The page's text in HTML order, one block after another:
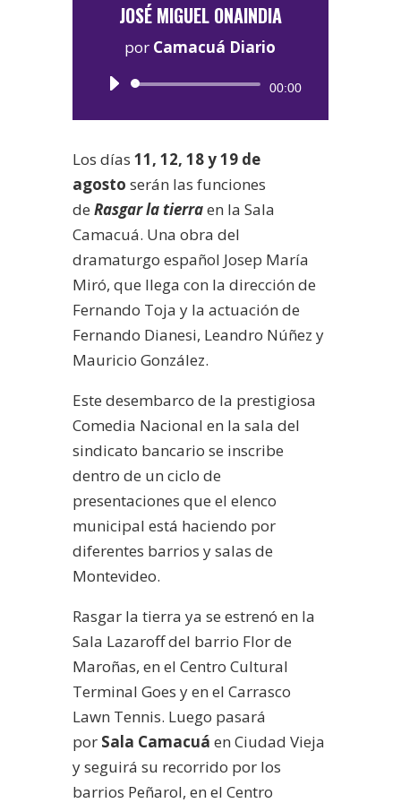
JOSÉ MIGUEL ONAINDIA
por Camacuá Diario
Reproductor
00:00
Los días 11, 12, 18 y 19 de
agosto serán las funciones
de Rasgar la tierraen la Sala
Camacuá. Una obra del
dramaturgo español Josep María
Miró, que llega con la dirección de
Fernando Toja y la actuación de
Fernando Dianesi, Leandro Núñez y
Mauricio González.
Este desembarco de la prestigiosa
Comedia Nacional en la sala del
sindicato bancario se inscribe
dentro de un ciclo de
presentaciones que el elenco
municipal está haciendo por
diferentes barrios y salas de
Montevideo.
Rasgar la tierra ya se estrenó en la
Sala Lazaroff del barrio Flor de
Maroñas, en el Centro Cultural
Terminal Goes y en el Carrasco
Lawn Tennis. Luego pasará
por Sala Camacuá en Ciudad Vieja
y seguirá su recorrido por los
barrios Peñarol, en el Centro